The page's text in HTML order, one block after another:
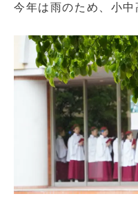
今年は雨のため、小中